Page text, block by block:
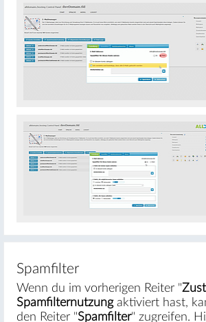
Spamfilter
Wenn du im vorherigen Reiter "
Spamfilternutzungaktiviert hast,
den Reiter "Spamfilter" zugreifen.